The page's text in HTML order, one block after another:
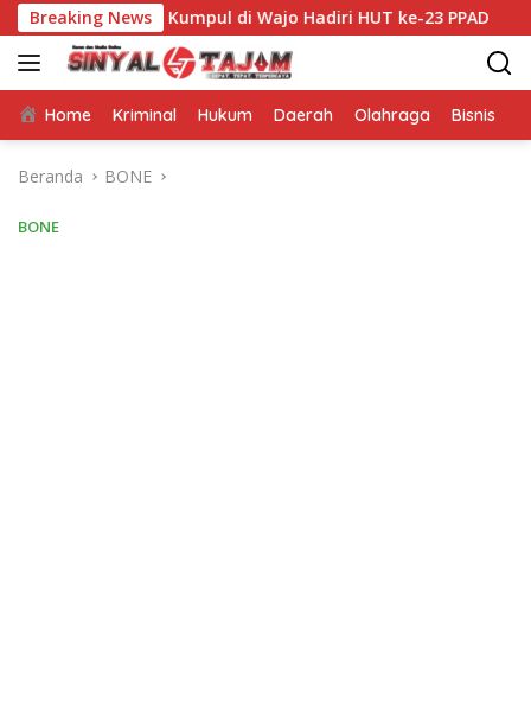
Langsung
ke
konten
Breaking News
Sulsel Kumpul di Wajo Hadiri HUT ke-23 PPAD Dari
Home Kriminal Hukum Daerah Olahraga Bisnis
Beranda BONE
BONE